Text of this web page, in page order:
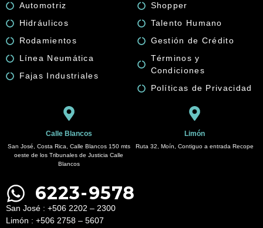
quantity
Automotriz
Hidráulicos
Rodamientos
Línea Neumática
Fajas Industriales
Shopper
Talento Humano
Gestión de Crédito
Términos y
Condiciones
Políticas de Privacidad
Calle Blancos
San José, Costa Rica, Calle Blancos 150 mts
oeste de los Tribunales de Justicia Calle
Blancos
Limón
Ruta 32, Moín, Contiguo a entrada Recope
6223-9578
San José : +506 2202 – 2300
Limón : +506 2758 – 5607